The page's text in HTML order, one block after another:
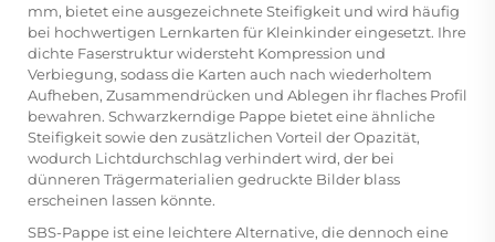
mm, bietet eine ausgezeichnete Steifigkeit und wird häufig
bei hochwertigen Lernkarten für Kleinkinder eingesetzt. Ihre
dichte Faserstruktur widersteht Kompression und
Verbiegung, sodass die Karten auch nach wiederholtem
Aufheben, Zusammendrücken und Ablegen ihr flaches Profil
bewahren. Schwarzkerndige Pappe bietet eine ähnliche
Steifigkeit sowie den zusätzlichen Vorteil der Opazität,
wodurch Lichtdurchschlag verhindert wird, der bei
dünneren Trägermaterialien gedruckte Bilder blass
erscheinen lassen könnte.
SBS-Pappe ist eine leichtere Alternative, die dennoch eine